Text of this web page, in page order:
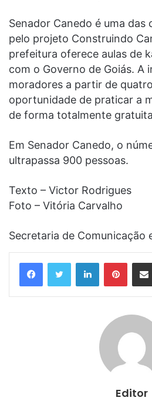
Senador Canedo é uma das
pelo projeto Construindo
prefeitura oferece aulas de
com o Governo de Goiás. A
moradores a partir de
oportunidade de praticar a
de forma totalmente
Em Senador Canedo, o
ultrapassa 900 pessoas.
Texto – Victor Rodrigues
Foto – Vitória Carvalho
Secretaria de Comunicação
Linkedin
Editor